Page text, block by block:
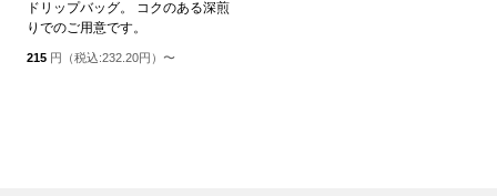
ドリップバッグ。 コクのある深煎
りでのご用意です。
215 円（税込:232.20円）〜